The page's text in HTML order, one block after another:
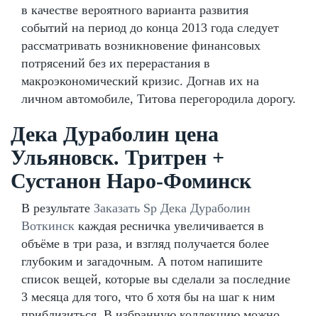
в качестве вероятного варианта развития
событий на период до конца 2013 года следует
рассматривать возникновение финансовых
потрясений без их перерастания в
макроэкономический кризис. Догнав их на
личном автомобиле, Титова перегородила дорогу.
Дека Дураболин цена
Ульяновск. Тритрен +
Сустанон Наро-Фоминск
В результате Заказать Sp Дека Дураболин
Воткинск каждая ресничка увеличивается в
объёме в три раза, и взгляд получается более
глубоким и загадочным. А потом напишите
список вещей, которые вы сделали за последние
3 месяца для того, что б хотя бы на шаг к ним